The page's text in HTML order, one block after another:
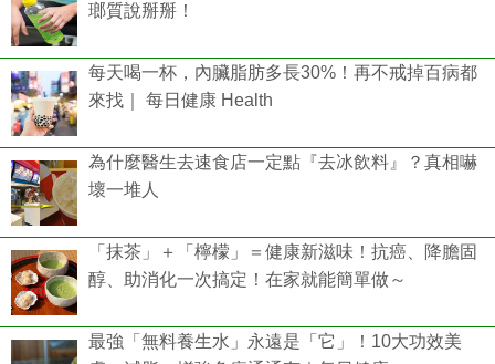
瑯質說掰掰！
每天喝一杯，內臟脂肪多長30%！再不戒掉百病都
來找｜ 每日健康 Health
為什麼醫生去速食店一定點『去冰飲料』？真相嚇
壞一堆人
「抹茶」＋「檸檬」＝健康新滋味！抗癌、降膽固
醇、助消化一次搞定！在家就能簡單做～
最強「無料養生水」永遠是「它」！10大功效美